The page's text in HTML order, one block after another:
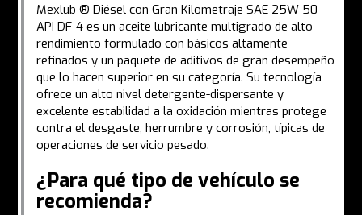
Mexlub ® Diésel con Gran Kilometraje SAE 25W 50
API DF-4 es un aceite lubricante multigrado de alto
rendimiento formulado con básicos altamente
refinados y un paquete de aditivos de gran desempeño
que lo hacen superior en su categoría. Su tecnología
ofrece un alto nivel detergente-dispersante y
excelente estabilidad a la oxidación mientras protege
contra el desgaste, herrumbre y corrosión, típicas de
operaciones de servicio pesado.
¿Para qué tipo de vehículo se
recomienda?